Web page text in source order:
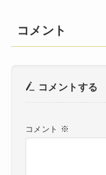
コメント
コメントする
コメント ※